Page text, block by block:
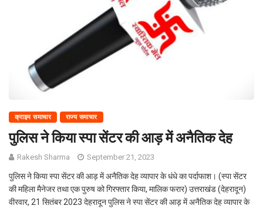
क्राइम समाचार राज्य समाचार
पुलिस ने किया स्पा सेंटर की आड़ में अनैतिक देह
Rakesh Sharma September 21, 2023
पुलिस ने किया स्पा सेंटर की आड़ में अनैतिक देह व्यापार के धंधे का पर्दाफाश। (स्पा सेंटर
की महिला मैनेजर तथा एक पुरुष को गिरफ्तार किया, मालिक फरार) उत्तराखंड (देहरादून)
वीरवार, 21 सितंबर 2023 देहरादून पुलिस ने स्पा सेंटर की आड़ में अनैतिक देह व्यापार के